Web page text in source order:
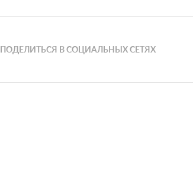
ПОДЕЛИТЬСЯ В СОЦИАЛЬНЫХ СЕТЯХ